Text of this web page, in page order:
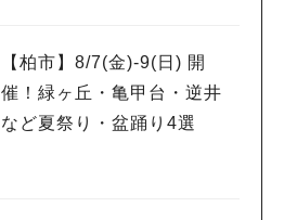
【柏市】8/7(金)‐9(日) 開
催！緑ヶ丘・亀甲台・逆井
など夏祭り・盆踊り4選